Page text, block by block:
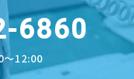
6860
12:00